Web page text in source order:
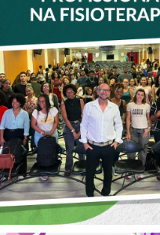
VICE-
7
SOBRE
NA